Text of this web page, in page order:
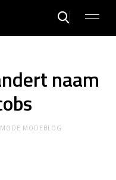
naam
MODE MODEBLOG